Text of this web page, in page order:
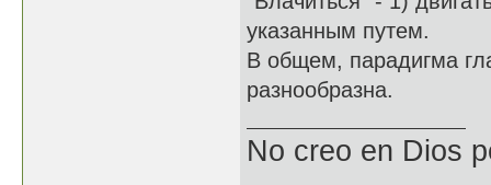
указанным путем.
В общем, парадигма
разнообразна.
No creo en Dios